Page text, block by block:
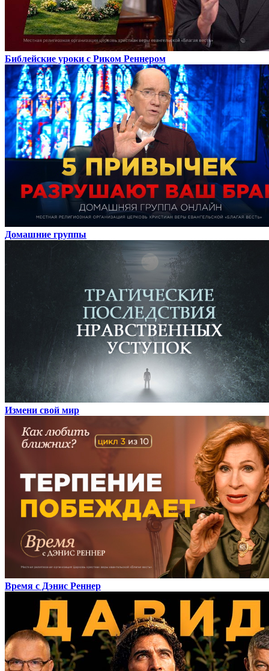
Библейские уроки с Риком Реннером
Домашние группы
Измени свой мир
Время с Дэнис Реннер